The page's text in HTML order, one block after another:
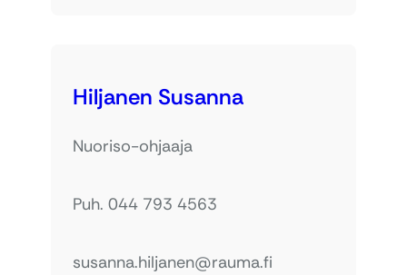
Hiljanen Susanna
Nuoriso-ohjaaja
Puh. 044 793 4563
susanna.hiljanen@rauma.fi